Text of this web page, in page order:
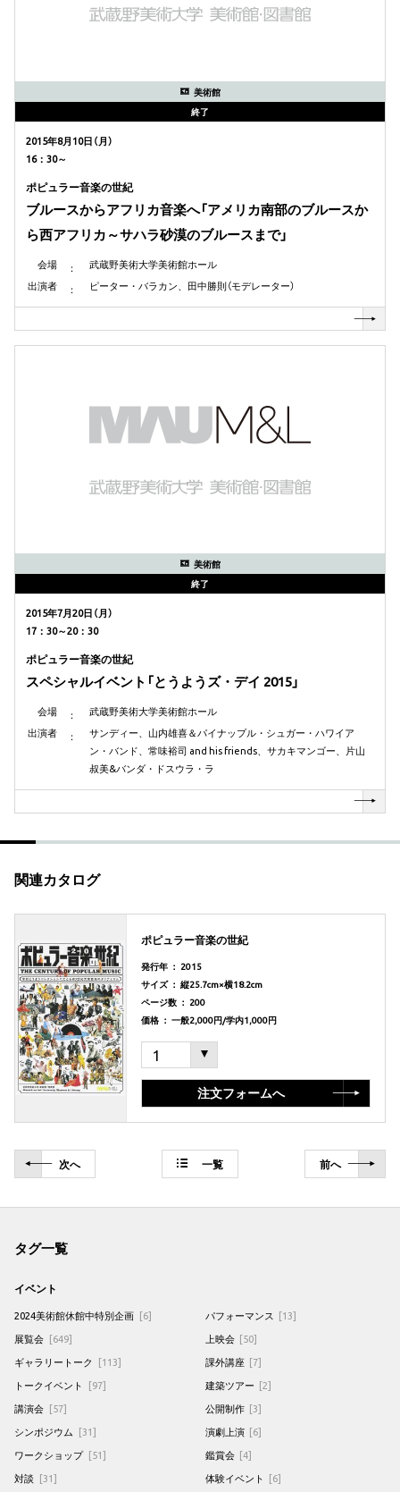
美術館
終了
2015年8月10日（月）
16：30～
ポピュラー音楽の世紀
ブルースからアフリカ音楽へ「アメリカ南部のブルースか
ら西アフリカ～サハラ砂漠のブルースまで」
会場
武蔵野美術大学美術館ホール
出演者
ピーター・バラカン、田中勝則（モデレーター）
美術館
終了
2015年7月20日（月）
17：30～20：30
ポピュラー音楽の世紀
スペシャルイベント「とうようズ・デイ 2015」
会場
武蔵野美術大学美術館ホール
出演者
サンディー、山内雄喜＆パイナップル・シュガー・ハワイア
ン・バンド、常味裕司 and his friends、サカキマンゴー、片山
叔美&バンダ・ドスウラ・ラ
関連カタログ
ポピュラー音楽の世紀
発行年 ： 2015
サイズ ： 縦25.7cm×横18.2cm
ページ数 ： 200
価格 ： 一般2,000円/学内1,000円
注文フォームへ
次へ 一覧 前へ
タグ一覧
イベント
2024美術館休館中特別企画 [6]
展覧会 [649]
ギャラリートーク [113]
トークイベント [97]
講演会 [57]
シンポジウム [31]
ワークショップ [51]
対談 [31]
パフォーマンス [13]
上映会 [50]
課外講座 [7]
建築ツアー [2]
公開制作 [3]
演劇上演 [6]
鑑賞会 [4]
体験イベント [6]